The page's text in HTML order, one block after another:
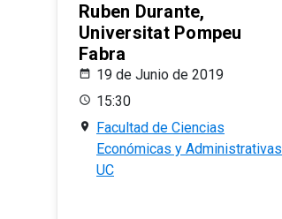
Ruben Durante,
Universitat Pompeu
Fabra
19 de Junio de 2019
15:30
Facultad de Ciencias
Económicas y Administrativas
UC